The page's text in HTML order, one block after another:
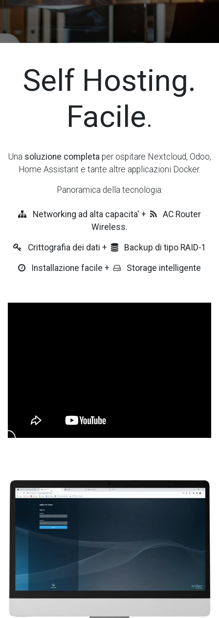
Self Hosting.
Facile.
Una soluzione completaper ospitare Nextcloud, Odoo,
Home Assistant e tante altre applicazioni Docker.
Panoramica della tecnologia:
Networking ad alta capacita' +
AC Router
Wireless.
Crittografia dei dati + Backup di tipo RAID-1
Installazione facile + Storage intelligente